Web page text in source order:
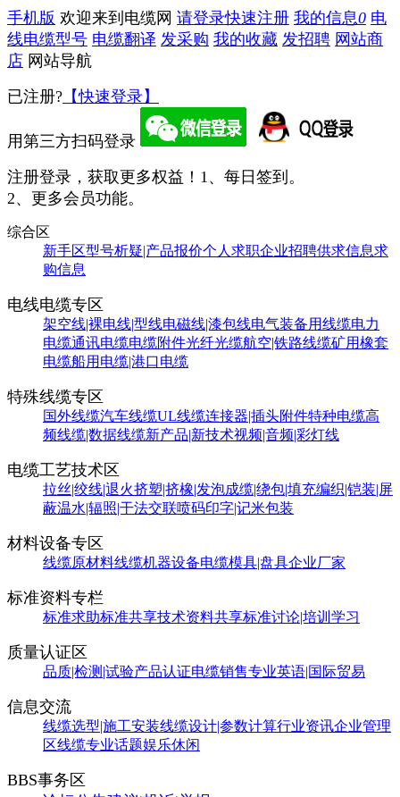
手机版 欢迎来到电缆网 请登录快速注册 我的信息0 电
线电缆型号 电缆翻译 发采购 我的收藏 发招聘 网站商
店 网站导航
已注册? 【快速登录】
用第三方扫码登录
注册登录，获取更多权益！ 1、每日签到。
2、更多会员功能。
综合区
新手区型号析疑|产品报价个人求职企业招聘供求信息求
购信息
电线电缆专区
架空线|裸电线|型线电磁线|漆包线电气装备用线缆电力
电缆通讯电缆电缆附件光纤光缆航空|铁路线缆矿用橡套
电缆船用电缆|港口电缆
特殊线缆专区
国外线缆汽车线缆UL线缆连接器|插头附件特种电缆高
频线缆|数据线缆新产品|新技术视频|音频|彩灯线
电缆工艺技术区
拉丝|绞线|退火挤塑|挤橡|发泡成缆|绕包|填充编织|铠装|屏
蔽温水|辐照|干法交联喷码印字|记米包装
材料设备专区
线缆原材料线缆机器设备电缆模具|盘具企业厂家
标准资料专栏
标准求助标准共享技术资料共享标准讨论|培训学习
质量认证区
品质|检测|试验产品认证电缆销售专业英语|国际贸易
信息交流
线缆选型|施工安装线缆设计|参数计算行业资讯企业管理
区线缆专业话题娱乐休闲
BBS事务区